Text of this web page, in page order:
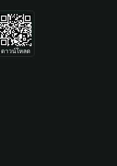
ดาวน์โหลด